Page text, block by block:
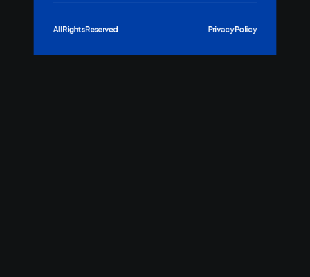
All Rights Reserved Privacy Policy